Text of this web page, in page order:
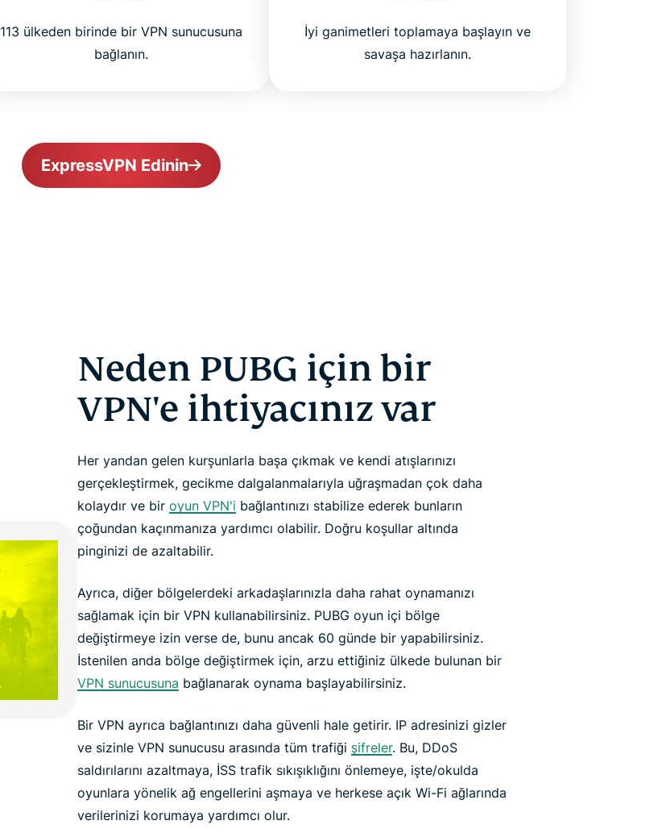
113 ülkeden birinde bir VPN sunucusuna
bağlanın.
İyi ganimetleri toplamaya başlayın ve
savaşa hazırlanın.
ExpressVPN Edinin
Neden PUBG için bir
VPN'e ihtiyacınız var
Her yandan gelen kurşunlarla başa çıkmak ve kendi atışlarınızı
gerçekleştirmek, gecikme dalgalanmalarıyla uğraşmadan çok daha
kolaydır ve bir oyun VPN'i bağlantınızı stabilize ederek bunların
çoğundan kaçınmanıza yardımcı olabilir. Doğru koşullar altında
pinginizi de azaltabilir.
Ayrıca, diğer bölgelerdeki arkadaşlarınızla daha rahat oynamanızı
sağlamak için bir VPN kullanabilirsiniz. PUBG oyun içi bölge
değiştirmeye izin verse de, bunu ancak 60 günde bir yapabilirsiniz.
İstenilen anda bölge değiştirmek için, arzu ettiğiniz ülkede bulunan bir
VPN sunucusuna bağlanarak oynama başlayabilirsiniz.
Bir VPN ayrıca bağlantınızı daha güvenli hale getirir. IP adresinizi gizler
ve sizinle VPN sunucusu arasında tüm trafiği şifreler. Bu, DDoS
saldırılarını azaltmaya, İSS trafik sıkışıklığını önlemeye, işte/okulda
oyunlara yönelik ağ engellerini aşmaya ve herkese açık Wi-Fi ağlarında
verilerinizi korumaya yardımcı olur.